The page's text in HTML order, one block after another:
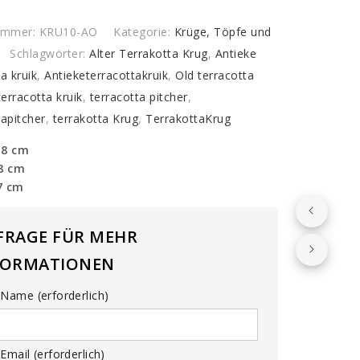
KRU10-AO Kategorie: Krüge, Töpfe und
Schlagwörter:Alter Terrakotta Krug, Antieke
kruik,Antieketerracottakruik,Old terracotta
kruik,terracotta pitcher,
,terrakotta Krug, TerrakottaKrug
cm
cm
cm
FÜR MEHR
(erforderlich)
(erforderlich)